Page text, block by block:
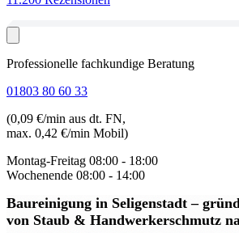
Professionelle fachkundige Beratung
01803 80 60 33
(0,09 €/min aus dt. FN,
max. 0,42 €/min Mobil)
Montag-Freitag 08:00 - 18:00
Wochenende 08:00 - 14:00
Baureinigung in Seligenstadt–
von Staub & Handwerkerschmutz